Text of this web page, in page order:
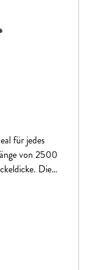
für jedes
von 2500
Die
den